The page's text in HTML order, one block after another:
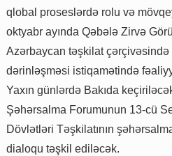
qlobal proseslərdə rolu və
oktyabr ayında Qəbələ Zirvə
Azərbaycan təşkilat çərçivəsində
dərinləşməsi istiqamətində
Yaxın günlərdə Bakıda
Şəhərsalma Forumunun 13-cü
Dövlətləri Təşkilatının
dialoqu təşkil ediləcək.